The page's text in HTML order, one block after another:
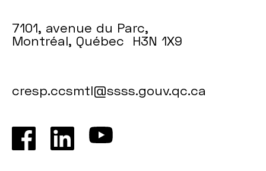
7101, avenue du Parc,
Montréal, Québec H3N 1X9
cresp.ccsmtl@ssss.gouv.qc.ca